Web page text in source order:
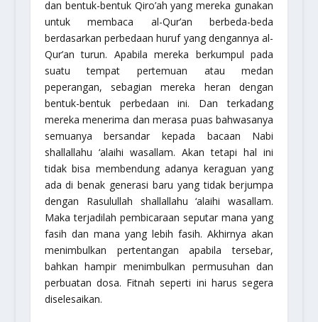
dan bentuk-bentuk Qiro’ah yang mereka gunakan
untuk membaca al-Qur’an berbeda-beda
berdasarkan perbedaan huruf yang dengannya al-
Qur’an turun. Apabila mereka berkumpul pada
suatu tempat pertemuan atau medan
peperangan, sebagian mereka heran dengan
bentuk-bentuk perbedaan ini. Dan terkadang
mereka menerima dan merasa puas bahwasanya
semuanya bersandar kepada bacaan Nabi
shallallahu ‘alaihi wasallam. Akan tetapi hal ini
tidak bisa membendung adanya keraguan yang
ada di benak generasi baru yang tidak berjumpa
dengan Rasulullah shallallahu ‘alaihi wasallam.
Maka terjadilah pembicaraan seputar mana yang
fasih dan mana yang lebih fasih. Akhirnya akan
menimbulkan pertentangan apabila tersebar,
bahkan hampir menimbulkan permusuhan dan
perbuatan dosa. Fitnah seperti ini harus segera
diselesaikan.